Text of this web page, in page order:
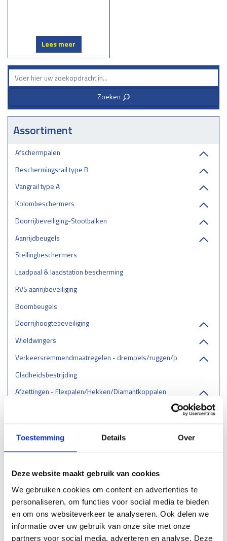
Toestemming Details Over
Deze website maakt gebruik van cookies
We gebruiken cookies om content en advertenties te
personaliseren, om functies voor social media te bieden
en om ons websiteverkeer te analyseren. Ook delen we
informatie over uw gebruik van onze site met onze
partners voor social media, adverteren en analyse. Deze
Zoeken 3
Assortiment
Afschermpalen
Beschermingsrail type B
Vangrail type A
Kolombeschermers
Doorrijbeveiliging-Stootbalken
Aanrijdbeugels
Stellingbeschermers
Laadpaal & laadstation bescherming
RVS aanrijbeveiliging
Boombeugels
Doorrijhoogtebeveiliging
Wieldwingers
Verkeersremmendmaatregelen - drempels/ruggen/parkeerstops
Gladheidsbestrijding
Afzettingen - Flexpalen/Hekken/Diamantkoppalen
Stootrand & Stootlijst
Straatmeubilair
Hekwerk
Dubbelstaafmat
Gaashekwerk
Klappoorten - Klaphek
Leuninghekwerk
Kies voor een betrouwbare en complete service in dubbelstaafmatten.
Neem vandaag nog contact met ons op voor een vrijblijvende offerte
of persoonlijk advies. Samen zorgen we voor een stevig en stijlvol
hekwerk dat jaren meegaat!
Lees meer